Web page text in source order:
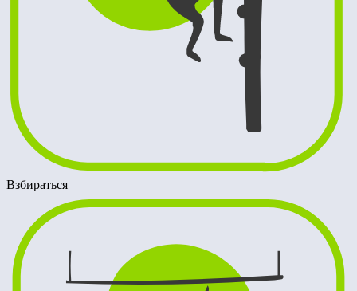
Взбираться